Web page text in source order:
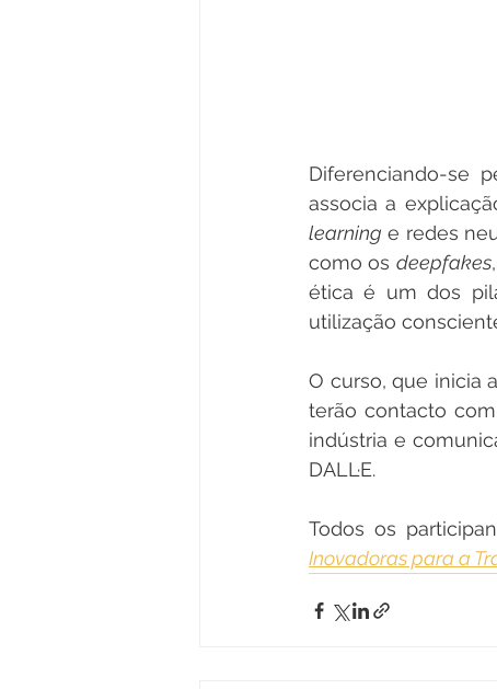
Diferenciando-se
associa a
learning e redes
como os deepfakes
ética é um dos
utilização
O curso, que inicia
terão contacto
indústria e
DALL·E.
Todos os
Inovadoras para a